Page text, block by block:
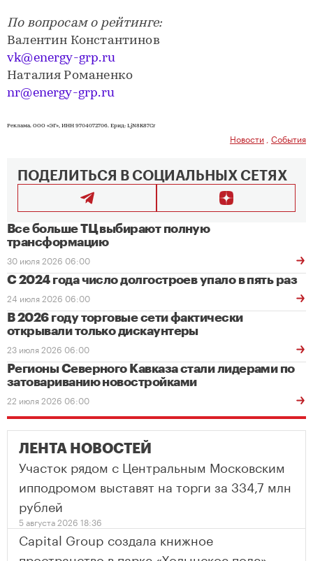
По вопросам о рейтинге:
Валентин Константинов
vk@energy-grp.ru
Наталия Романенко
nr@energy-grp.ru
Реклама. ООО «ЭГ», ИНН 9704072706. Ерид: LjN8K87Cr
Новости События
ПОДЕЛИТЬСЯ В СОЦИАЛЬНЫХ СЕТЯХ
Все больше ТЦ выбирают полную
трансформацию
30 июля 2026 06:00
С 2024 года число долгостроев упало в пять раз
24 июля 2026 06:00
В 2026 году торговые сети фактически
открывали только дискаунтеры
23 июля 2026 06:00
Регионы Северного Кавказа стали лидерами по
затовариванию новостройками
22 июля 2026 06:00
ЛЕНТА НОВОСТЕЙ
Участок рядом с Центральным Московским
ипподромом выставят на торги за 334,7 млн
рублей
5 августа 2026 18:36
Capital Group создала книжное